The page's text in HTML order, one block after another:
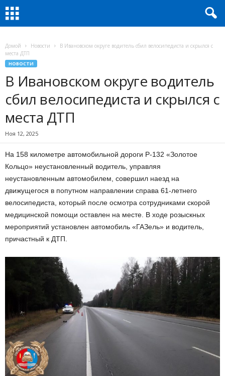
Домой Новости
В Ивановском округе водитель сбил велосипедиста и скрылся с
места ДТП
НОВОСТИ
В Ивановском округе водитель
сбил велосипедиста и скрылся с
места ДТП
Ноя 12, 2025
На 158 километре автомобильной дороги Р-132 «Золотое
Кольцо» неустановленный водитель, управляя
неустановленным автомобилем, совершил наезд на
движущегося в попутном направлении справа 61-летнего
велосипедиста, который после осмотра сотрудниками скорой
медицинской помощи оставлен на месте. В ходе розыскных
мероприятий установлен автомобиль «ГАЗель» и водитель,
причастный к ДТП.